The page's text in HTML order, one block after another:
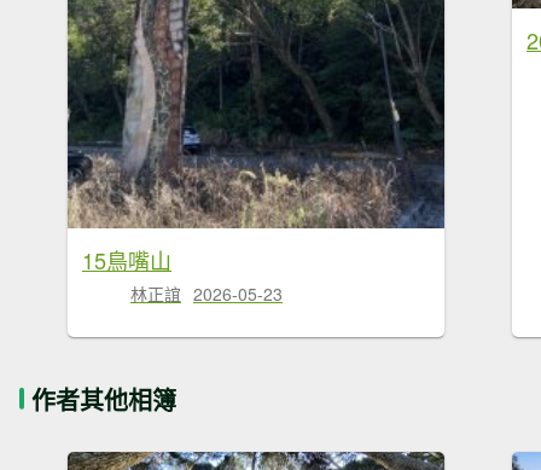
15鳥嘴山
林正誼 2026-05-23
作者其他相簿